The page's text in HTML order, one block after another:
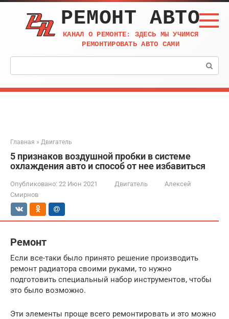
Перейти
контенту
РЕМОНТ АВТО
КАНАЛ О РЕМОНТЕ: ЗДЕСЬ МЫ УЧИМСЯ
РЕМОНТИРОВАТЬ АВТО САМИ
Поиск:
Главная » Двигатель
5 признаков воздушной пробки в системе
охлаждения авто и способ от нее избавиться
Опубликовано: 22 Июн 2021 Двигатель
Алексей
Смирнов
Ремонт
Если все-таки было принято решение производить
ремонт радиатора своими руками, то нужно
подготовить специальный набор инструментов, чтобы
это было возможно.
Эти элементы проще всего ремонтировать и это можно